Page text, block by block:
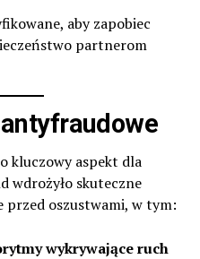
aby zapobiec
partnerom
kluczowy aspekt dla
wdrożyło skuteczne
przed oszustwami, w tym:
wykrywające ruch